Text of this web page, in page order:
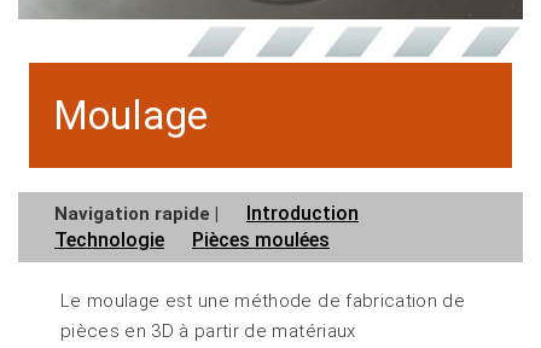
Moulage
Navigation rapide |
Introduction
Technologie
Pièces moulées
Le moulage est une méthode de fabrication de
pièces en 3D à partir de matériaux